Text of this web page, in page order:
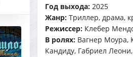
Год выхода: 2025
Жанр: Триллер, драма,
Режиссер: Клебер
В ролях: Вагнер Моура,
Кандиду, Габриел